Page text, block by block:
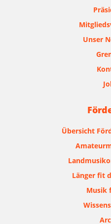
Unser
Übersicht
Länger fit
Musik